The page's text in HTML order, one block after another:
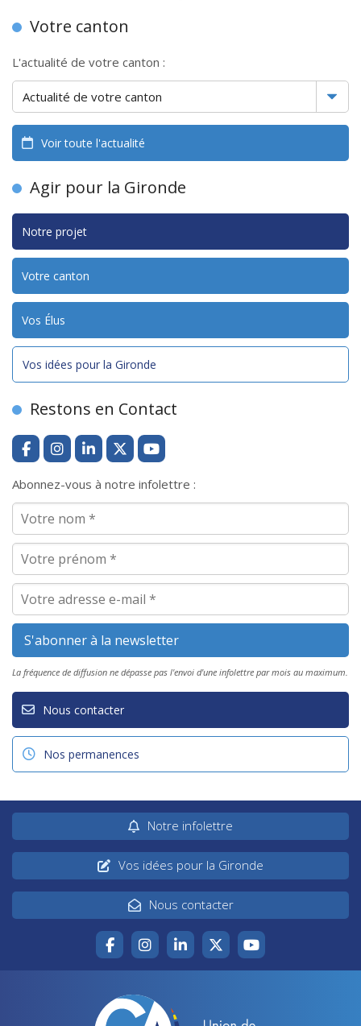
Votre canton
L'actualité de votre canton :
Voir toute l'actualité
Agir pour la Gironde
Notre projet
Votre canton
Vos Élus
Vos idées pour la Gironde
Restons en Contact
Abonnez-vous à notre infolettre :
La fréquence de diffusion ne dépasse pas l'envoi d'une infolettre par mois au maximum.
Nous contacter
Nos permanences
Notre infolettre
Vos idées pour la Gironde
Nous contacter